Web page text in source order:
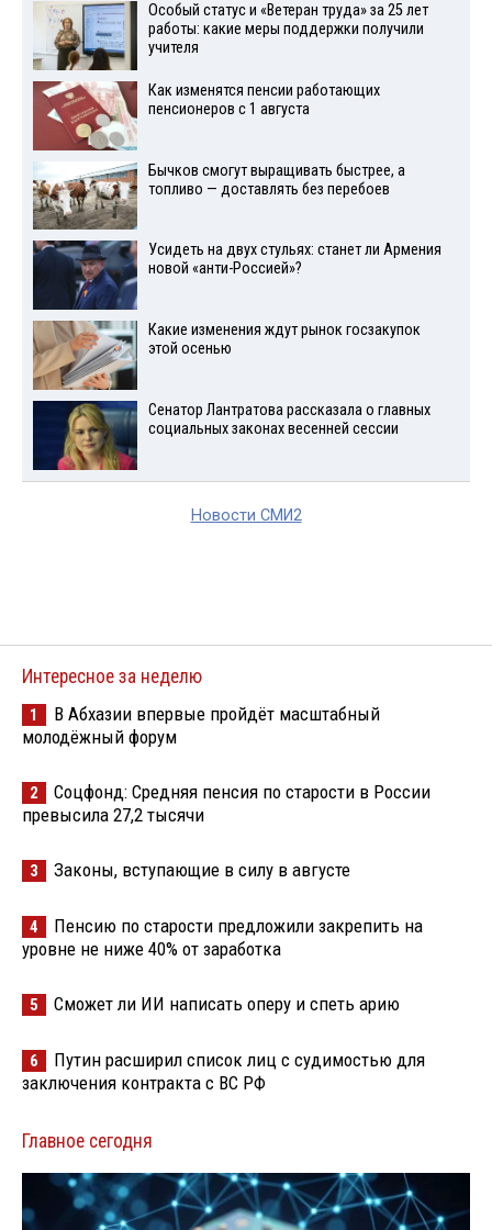
Особый статус и «Ветеран труда» за 25 лет
работы: какие меры поддержки получили
учителя
Как изменятся пенсии работающих
пенсионеров с 1 августа
Бычков смогут выращивать быстрее, а
топливо — доставлять без перебоев
Усидеть на двух стульях: станет ли Армения
новой «анти-Россией»?
Какие изменения ждут рынок госзакупок
этой осенью
Сенатор Лантратова рассказала о главных
социальных законах весенней сессии
Новости СМИ2
Интересное за неделю
1
В Абхазии впервые пройдёт масштабный
молодёжный форум
2
Соцфонд: Средняя пенсия по старости в России
превысила 27,2 тысячи
3 Законы, вступающие в силу в августе
4
Пенсию по старости предложили закрепить на
уровне не ниже 40% от заработка
5 Сможет ли ИИ написать оперу и спеть арию
6
Путин расширил список лиц с судимостью для
заключения контракта с ВС РФ
Главное сегодня